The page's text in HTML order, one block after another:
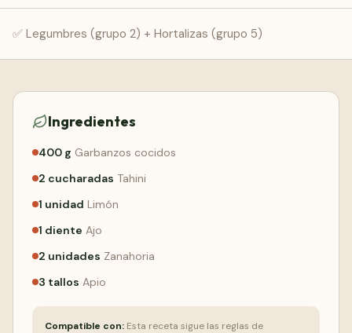
✅ Legumbres (grupo 2) + Hortalizas (grupo 5)
Ingredientes
400 g Garbanzos cocidos
2 cucharadas Tahini
1 unidad Limón
1 diente Ajo
2 unidades Zanahoria
3 tallos Apio
Compatible con: Esta receta sigue las reglas de